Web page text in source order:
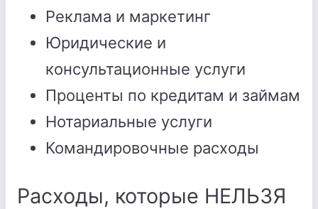
Реклама и маркетинг
Юридические и
консультационные услуги
Проценты по кредитам и займам
Нотариальные услуги
Командировочные расходы
Расходы, которые НЕЛЬЗЯ